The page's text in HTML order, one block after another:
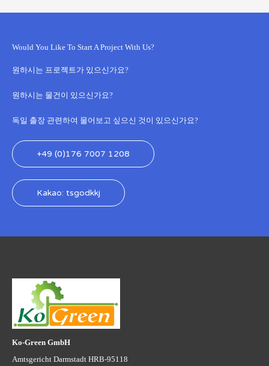
Would You Like To Start A Project With Us?
원하시는 프로젝트가 있으신가요?
원하시는 물건이 있으신가요?
독일 출장 관련하여 물어보고 싶으신 것이 있으신가요?
+49 (0)176 7007 1208
Kakao: tsgodkkj
Ko-Green GmbH
Amtsgericht Darmstadt HRB-95118